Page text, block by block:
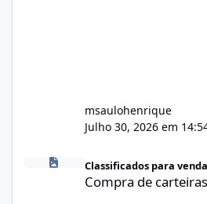
msaulohenrique
Julho 30, 2026 em
Classificados para
Compra de